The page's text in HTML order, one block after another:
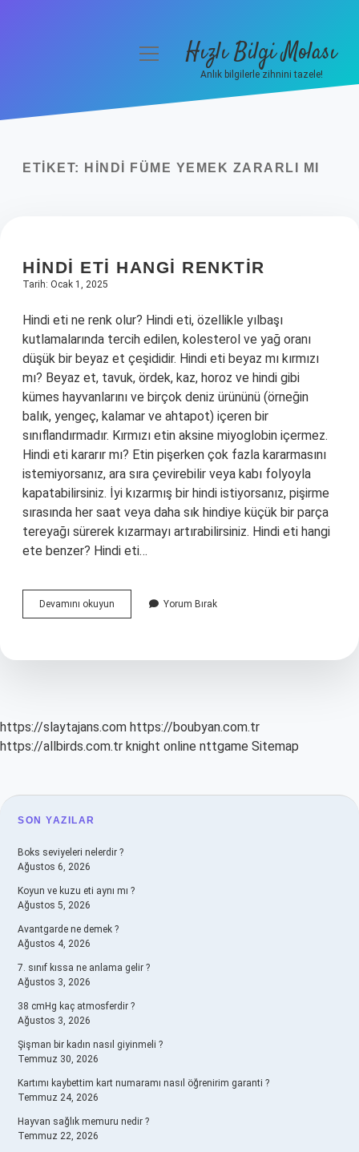
Yasal Uyarı
menüyüHızlı Bilgi Molası
Anlık bilgilerle zihnini tazele!
ETIKET: HINDI FÜME YEMEK ZARARLI MI
HINDI ETI HANGI RENKTIR
Tarih: Ocak 1, 2025
Hindi eti ne renk olur? Hindi eti, özellikle yılbaşı
kutlamalarında tercih edilen, kolesterol ve yağ oranı
düşük bir beyaz et çeşididir. Hindi eti beyaz mı kırmızı
mı? Beyaz et, tavuk, ördek, kaz, horoz ve hindi gibi
kümes hayvanlarını ve birçok deniz ürününü (örneğin
balık, yengeç, kalamar ve ahtapot) içeren bir
sınıflandırmadır. Kırmızı etin aksine miyoglobin içermez.
Hindi eti kararır mı? Etin pişerken çok fazla kararmasını
istemiyorsanız, ara sıra çevirebilir veya kabı folyoyla
kapatabilirsiniz. İyi kızarmış bir hindi istiyorsanız, pişirme
sırasında her saat veya daha sık hindiye küçük bir parça
tereyağı sürerek kızarmayı artırabilirsiniz. Hindi eti hangi
ete benzer? Hindi eti…
Devamını okuyun
Eti
Yorum Bırak
https://slaytajans.com https://boubyan.com.tr
https://allbirds.com.tr knight online nttgame Sitemap
SIDEBAR
SON YAZILAR
Boks seviyeleri nelerdir ?
Ağustos 6, 2026
Koyun ve kuzu eti aynı mı ?
Ağustos 5, 2026
Avantgarde ne demek ?
Ağustos 4, 2026
7. sınıf kıssa ne anlama gelir ?
Ağustos 3, 2026
38 cmHg kaç atmosferdir ?
Ağustos 3, 2026
Şişman bir kadın nasıl giyinmeli ?
Temmuz 30, 2026
Kartımı kaybettim kart numaramı nasıl öğrenirim garanti ?
Temmuz 24, 2026
Hayvan sağlık memuru nedir ?
Temmuz 22, 2026